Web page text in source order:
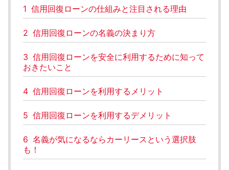
1 信用回復ローンの仕組みと注目される理由
2 信用回復ローンの名義の決まり方
3 信用回復ローンを安全に利用するために知って
おきたいこと
4 信用回復ローンを利用するメリット
5 信用回復ローンを利用するデメリット
6 名義が気になるならカーリースという選択肢
も！